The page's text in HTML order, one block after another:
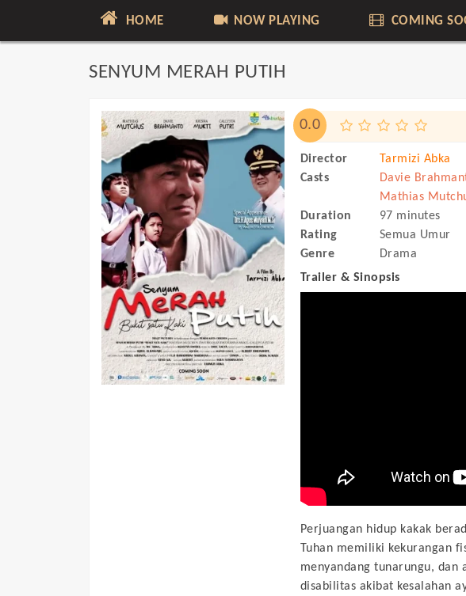
HOME NOW PLAYING COMING
SENYUM MERAH PUTIH
0.0
Director
Tarmizi Abka
Casts
Davie
Mathias
Duration
97 minutes
Rating
Semua Umur
Genre
Drama
Trailer & Sinopsis
Perjuangan hidup kakak
Tuhan memiliki kekurangan
menyandang tunarungu, dan
disabilitas akibat kesalahan